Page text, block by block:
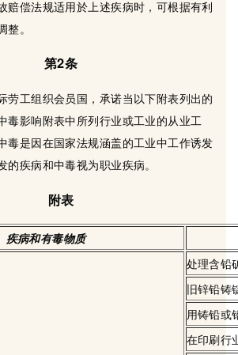
赔偿法规适用於上述疾病时，可根据有利
。
第2条
劳工组织会员国，承诺当以下附表列出的
毒影响附表中所列行业或工业的从业工
毒是因在国家法规涵盖的工业中工作诱发
的疾病和中毒视为职业疾病。
附表
疾病和有毒物质
处理含铅
旧锌铅铸
用铸铅或
在印刷行